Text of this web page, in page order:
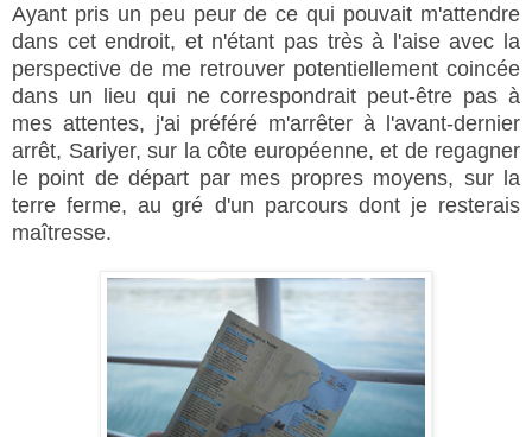
Ayant pris un peu peur de ce qui pouvait m'attendre
dans cet endroit, et n'étant pas très à l'aise avec la
perspective de me retrouver potentiellement coincée
dans un lieu qui ne correspondrait peut-être pas à
mes attentes, j'ai préféré m'arrêter à l'avant-dernier
arrêt, Sariyer, sur la côte européenne, et de regagner
le point de départ par mes propres moyens, sur la
terre ferme, au gré d'un parcours dont je resterais
maîtresse.